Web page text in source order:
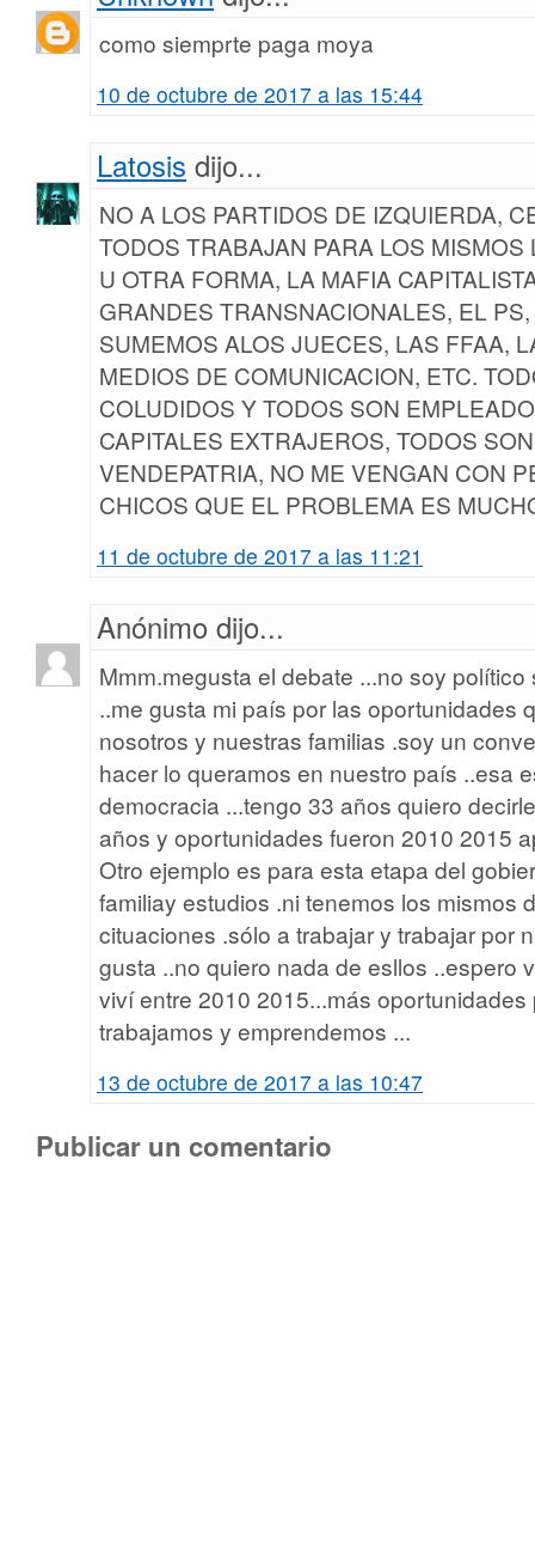
como siemprte paga moya
10 de octubre de 2017 a las 15:44
Latosis dijo...
NO A LOS PARTIDOS DE IZQUIERDA,
TODOS TRABAJAN PARA LOS
U OTRA FORMA, LA MAFIA
GRANDES TRANSNACIONALES, EL
SUMEMOS ALOS JUECES, LAS FFAA,
MEDIOS DE COMUNICACION, ETC.
COLUDIDOS Y TODOS SON
CAPITALES EXTRAJEROS, TODOS
VENDEPATRIA, NO ME VENGAN CON
CHICOS QUE EL PROBLEMA ES
11 de octubre de 2017 a las 11:21
Anónimo dijo...
Mmm.megusta el debate ...no soy
..me gusta mi país por las oportunidades
nosotros y nuestras familias .soy un
hacer lo queramos en nuestro país ..esa
democracia ...tengo 33 años quiero
años y oportunidades fueron 2010 2015
Otro ejemplo es para esta etapa del
familiay estudios .ni tenemos los mismos
cituaciones .sólo a trabajar y trabajar por
gusta ..no quiero nada de esllos ..espero
viví entre 2010 2015...más oportunidades
trabajamos y emprendemos ...
13 de octubre de 2017 a las 10:47
Publicar un comentario